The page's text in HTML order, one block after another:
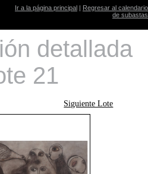
Ir a la página principal | Regresar al calendario
de subastas
detallada
21
Siguiente Lote